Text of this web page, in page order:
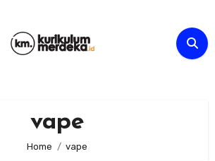
vape
Home vape